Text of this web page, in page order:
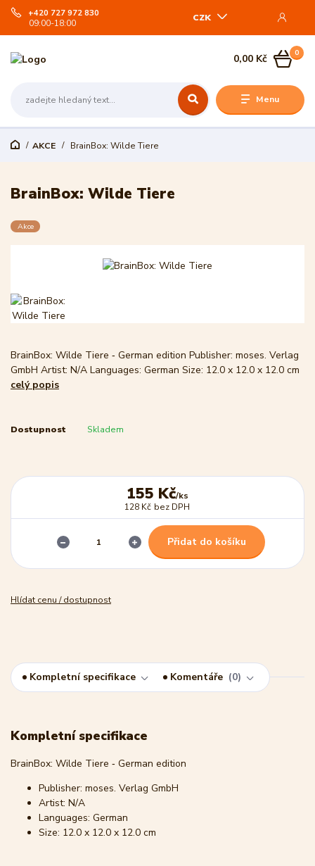
Menu
CZK
+420 727 972 830
09:00-18:00
0
0,00 Kč
AKCE BrainBox: Wilde Tiere
BrainBox: Wilde Tiere
Akce
BrainBox: Wilde Tiere ‐ German edition Publisher: moses. Verlag
GmbH Artist: N/A Languages: German Size: 12.0 x 12.0 x 12.0 cm
celý popis
Dostupnost Skladem
155 Kč/ks
128 Kč bez DPH
Přidat do košíku
Hlídat cenu / dostupnost
Kompletní specifikace Komentáře 0
Kompletní specifikace
BrainBox: Wilde Tiere ‐ German edition
Publisher: moses. Verlag GmbH
Artist: N/A
Languages: German
Size: 12.0 x 12.0 x 12.0 cm